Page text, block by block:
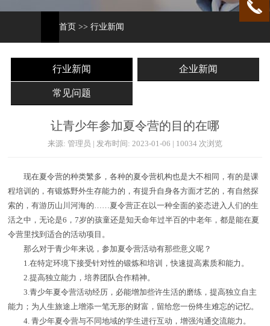
首页 >> 行业新闻
行业新闻 企业新闻
常见问题
让青少年参加夏令营的目的在哪
来源: 管理员 | 发布时间: 2023-01-06 | 10034 次浏览
现在夏令营的种类繁多，各种的夏令营机构也是大不相同，有的是课
程培训的，有锻炼野外生存能力的，有提升自身各方面才艺的，有自然探
索的，有游历山川河海的……夏令营正在以一种全面的姿态进入人们的生
活之中，无论是6，7岁的孩童还是知天命年过半百的中老年，都是能在夏
令营里找到适合的活动项目。
那么对于青少年来说，参加夏令营活动有那些意义呢？
1.在特定环境下接受针对性的锻炼和培训，快速提高素质和能力。
2.提高独立能力，培养团队合作精神。
3.青少年夏令营活动经历，必能增加些许生活的磨练，提高独立自主
能力；为人生旅途上增添一笔无形的财富，留给您一份终生难忘的记忆。
4. 青少年夏令营与不同地域的学生进行互动，增强沟通交流能力。